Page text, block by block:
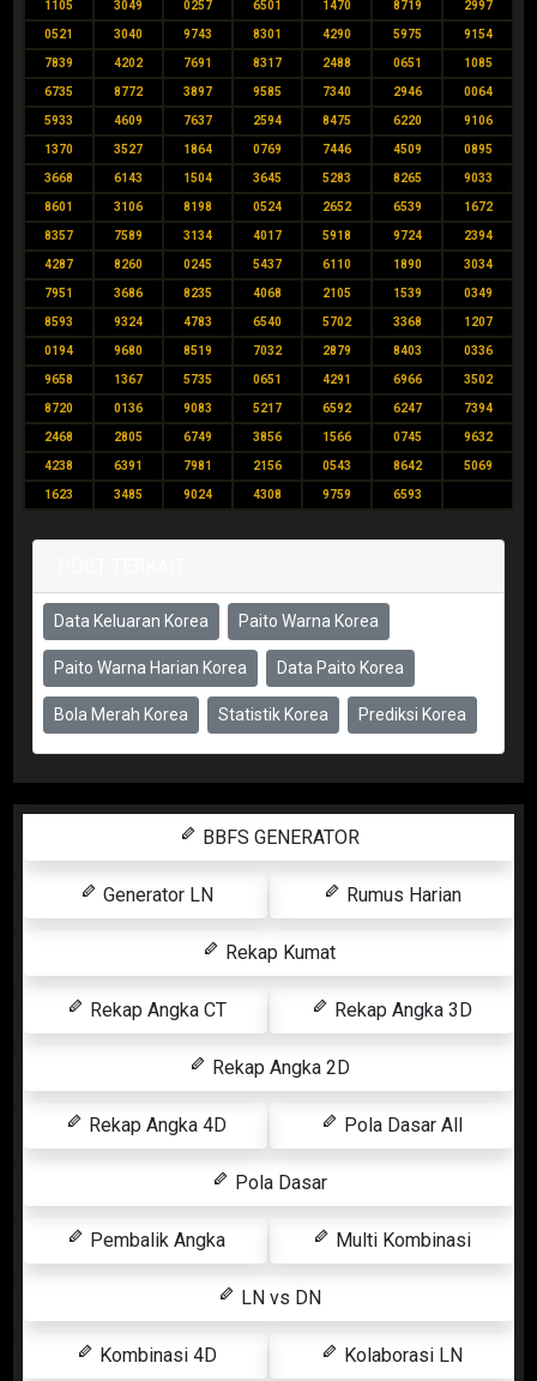
1105 3049 0257 6501 1470 8719 2997
0521 3040 9743 8301 4290 5975 9154
7839 4202 7691 8317 2488 0651 1085
6735 8772 3897 9585 7340 2946 0064
5933 4609 7637 2594 8475 6220 9106
1370 3527 1864 0769 7446 4509 0895
3668 6143 1504 3645 5283 8265 9033
8601 3106 8198 0524 2652 6539 1672
8357 7589 3134 4017 5918 9724 2394
4287 8260 0245 5437 6110 1890 3034
7951 3686 8235 4068 2105 1539 0349
8593 9324 4783 6540 5702 3368 1207
0194 9680 8519 7032 2879 8403 0336
9658 1367 5735 0651 4291 6966 3502
8720 0136 9083 5217 6592 6247 7394
2468 2805 6749 3856 1566 0745 9632
4238 6391 7981 2156 0543 8642 5069
1623 3485 9024 4308 9759 6593
Data Keluaran Korea Paito Warna Korea
Paito Warna Harian Korea Data Paito Korea
Bola Merah Korea Statistik Korea Prediksi Korea
BBFS GENERATOR
Generator LN Rumus Harian
Rekap Kumat
Rekap Angka CT Rekap Angka 3D
Rekap Angka 2D
Rekap Angka 4D Pola Dasar All
Pola Dasar
Pembalik Angka Multi Kombinasi
LN vs DN
Kombinasi 4D Kolaborasi LN